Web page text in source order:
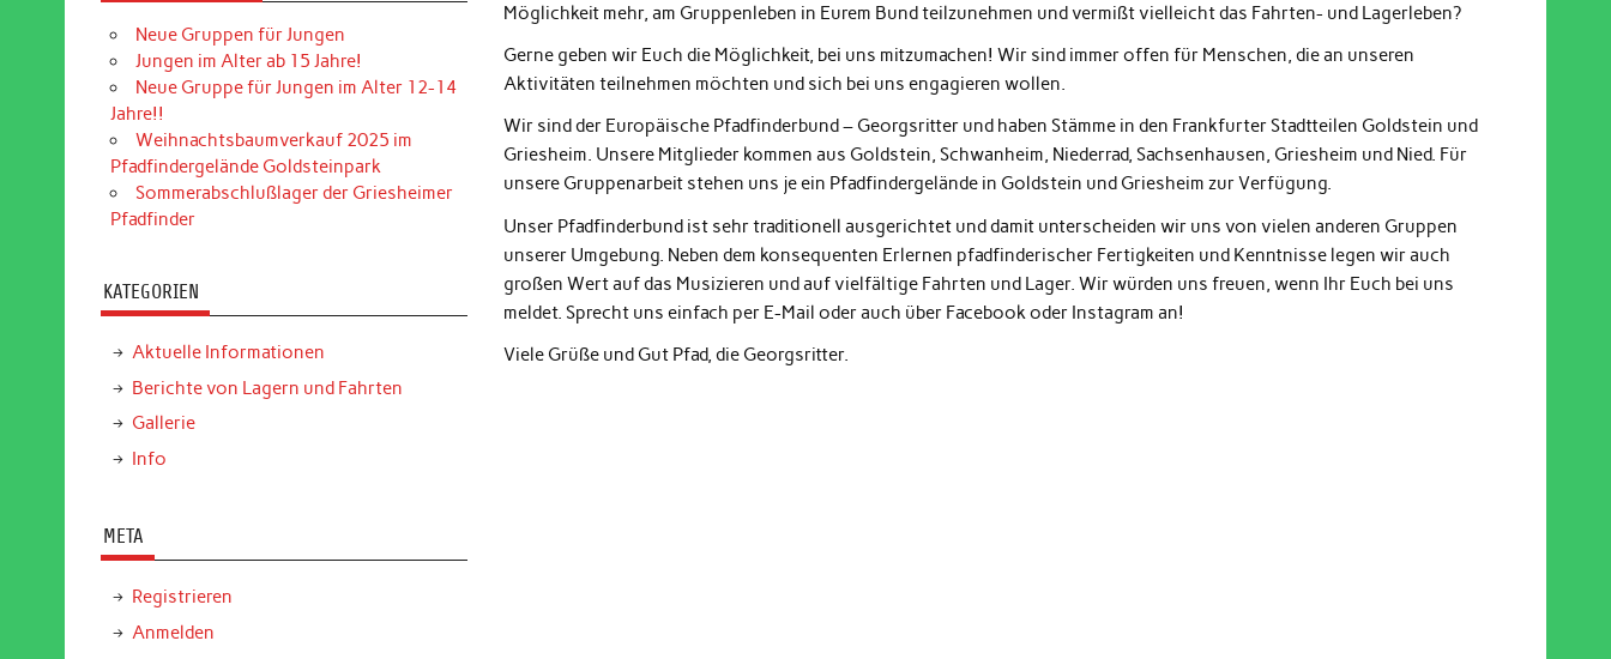
Möglichkeit mehr, am Gruppenleben in Eurem Bund teilzunehmen und vermißt vielleicht das Fahrten- und Lagerleben?
Gerne geben wir Euch die Möglichkeit, bei uns mitzumachen! Wir sind immer offen für Menschen, die an unseren
Aktivitäten teilnehmen möchten und sich bei uns engagieren wollen.
Wir sind der Europäische Pfadfinderbund – Georgsritter und haben Stämme in den Frankfurter Stadtteilen Goldstein und
Griesheim. Unsere Mitglieder kommen aus Goldstein, Schwanheim, Niederrad, Sachsenhausen, Griesheim und Nied. Für
unsere Gruppenarbeit stehen uns je ein Pfadfindergelände in Goldstein und Griesheim zur Verfügung.
Unser Pfadfinderbund ist sehr traditionell ausgerichtet und damit unterscheiden wir uns von vielen anderen Gruppen
unserer Umgebung. Neben dem konsequenten Erlernen pfadfinderischer Fertigkeiten und Kenntnisse legen wir auch
großen Wert auf das Musizieren und auf vielfältige Fahrten und Lager. Wir würden uns freuen, wenn Ihr Euch bei uns
meldet. Sprecht uns einfach per E-Mail oder auch über Facebook oder Instagram an!
Viele Grüße und Gut Pfad, die Georgsritter.
Neue Gruppen für Jungen
Jungen im Alter ab 15 Jahre!
Neue Gruppe für Jungen im Alter 12-14
Jahre!!
Weihnachtsbaumverkauf 2025 im
Pfadfindergelände Goldsteinpark
Sommerabschlußlager der Griesheimer
Pfadfinder
KATEGORIEN
Aktuelle Informationen
Berichte von Lagern und Fahrten
Gallerie
Info
META
Registrieren
Anmelden